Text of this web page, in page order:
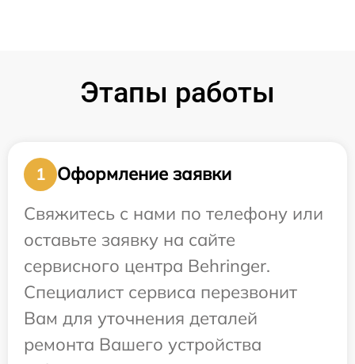
Этапы работы
1
Оформление заявки
Свяжитесь с нами по телефону или
оставьте заявку на сайте
сервисного центра Behringer.
Специалист сервиса перезвонит
Вам для уточнения деталей
ремонта Вашего устройства